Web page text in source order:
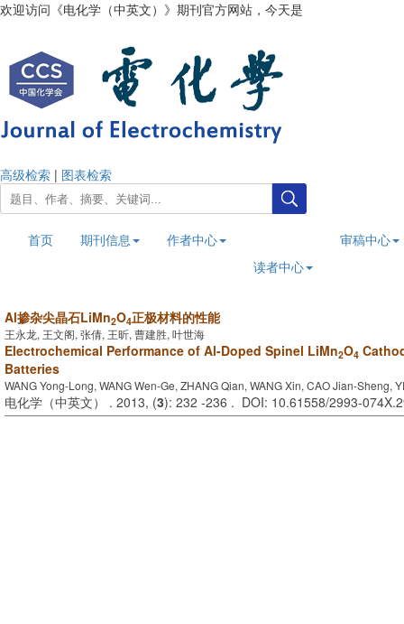
欢迎访问《电化学（中英文）》期刊官方网站，今天是
高级检索 | 图表检索
首页 期刊信息
作者中心
读者中心
审稿中心
Al掺杂尖晶石LiMn2O4正极材料的性能
王永龙, 王文阁, 张倩, 王昕, 曹建胜, 叶世海
Electrochemical Performance of Al-Doped Spinel LiMn2O4
Batteries
WANG Yong-Long, WANG Wen-Ge, ZHANG Qian, WANG Xin, CAO Jian-Sheng,
电化学（中英文） . 2013, (3): 232 -236 . DOI: 10.61558/2993-